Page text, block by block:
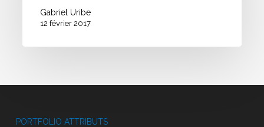
Gabriel Uribe
12 février 2017
PORTFOLIO ATTRIBUTS